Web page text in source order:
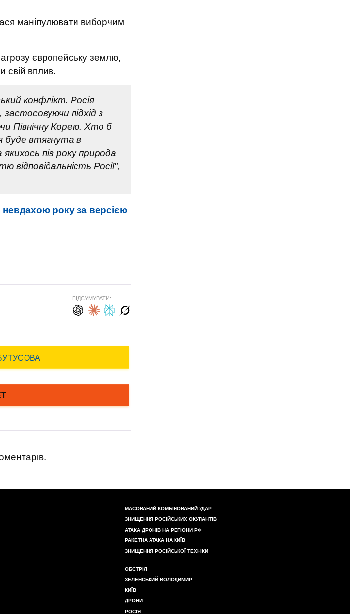
маніпулювати виборчим
європейську землю,
свій вплив.
конфлікт. Росія
підхід з
Північну Корею. Хто б
буде втягнута в
пів року природа
відповідальність Росії",
невдахою року за версією
ПІДСУМУВАТИ:
МАСОВАНИЙ КОМБІНОВАНИЙ УДАР
ЗНИЩЕННЯ РОСІЙСЬКИХ ОКУПАНТІВ
АТАКА ДРОНІВ НА РЕГІОНИ РФ
РАКЕТНА АТАКА НА КИЇВ
ЗНИЩЕННЯ РОСІЙСЬКОЇ ТЕХНІКИ
ОБСТРІЛ
ЗЕЛЕНСЬКИЙ ВОЛОДИМИР
КИЇВ
ДРОНИ
РОСІЯ